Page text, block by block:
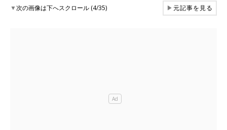
▼次の画像は下へスクロール (4/35) ▶元記事を見る